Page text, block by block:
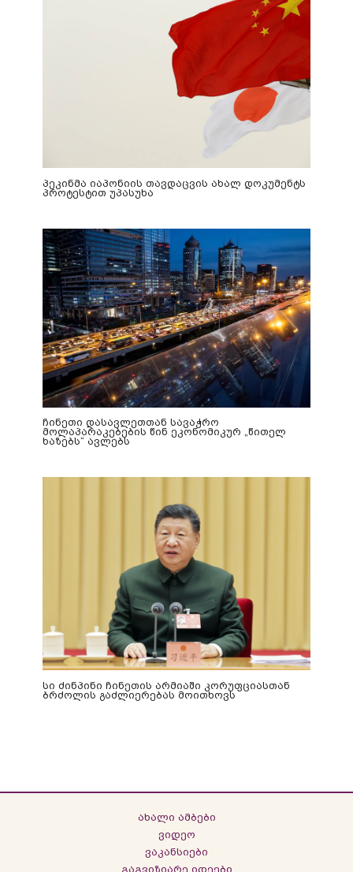
პეკინმა იაპონიის თავდაცვის ახალ დოკუმენტს
პროტესტით უპასუხა
ჩინეთი დასავლეთთან სავაჭრო
მოლაპარაკებების წინ ეკონომიკურ „წითელ
ხაზებს“ ავლებს
სი ძინპინი ჩინეთის არმიაში კორუფციასთან
ბრძოლის გაძლიერებას მოითხოვს
ახალი ამბები
ვიდეო
ვაკანსიები
გაგვიზიარე იდეები